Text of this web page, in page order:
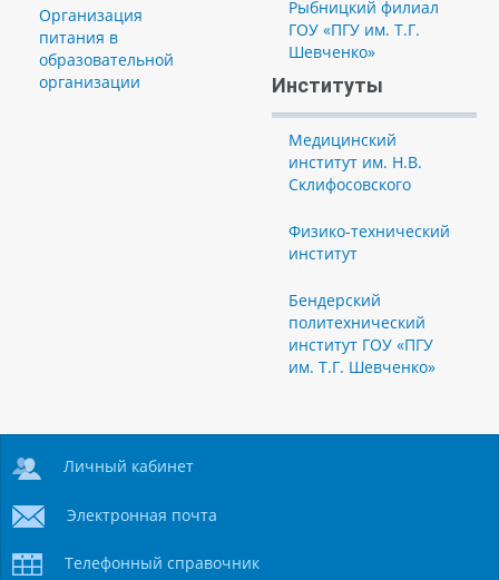
Организация
питания в
образовательной
организации
Рыбницкий филиал
ГОУ «ПГУ им. Т.Г.
Шевченко»
Институты
Медицинский
институт им. Н.В.
Склифосовского
Физико-технический
институт
Бендерский
политехнический
институт ГОУ «ПГУ
им. Т.Г. Шевченко»
Личный кабинет
Электронная почта
Телефонный справочник